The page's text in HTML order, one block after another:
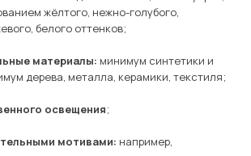
жёлтого, нежно-голубого,
белого оттенков;
материалы: минимум синтетики и
дерева, металла, керамики, текстиля;
освещения;
мотивами: например,